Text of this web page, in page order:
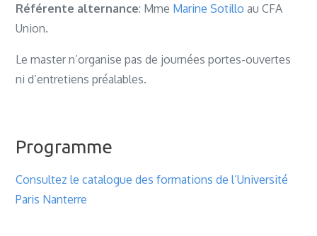
Référente alternance: Mme Marine Sotilloau CFA
Union.
Le master n’organise pas de journées portes-ouvertes
ni d’entretiens préalables.
Programme
Consultez le catalogue des formations de l’Université
Paris Nanterre